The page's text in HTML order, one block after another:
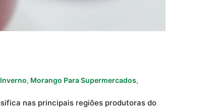
, Morango Para Supermercados,
nas principais regiões produtoras do